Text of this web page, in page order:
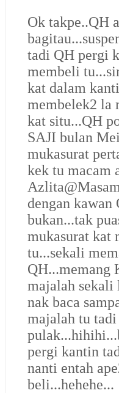
Ok takpe..QH
tadi QH pergi
membeli
kat dalam
membelek2 la
kat situ...QH
SAJI bulan
mukasurat
kek tu macam
dengan kawan
bukan...tak
mukasurat kat
tu...sekali
QH...memang
majalah sekali
nak baca
majalah tu
pergi kantin
nanti entah
beli...hehehe...